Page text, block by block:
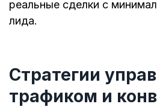
реальные сделки с
лида.
Стратегии
трафиком и